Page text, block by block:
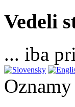
Vedeli
... iba